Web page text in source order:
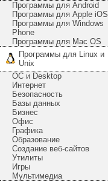
Программы для Android
Программы для Apple iOS
Программы для Windows
Phone
Программы для Mac OS
Программы для Linux и
Unix
ОС и Desktop
Интернет
Безопасность
Базы данных
Бизнес
Офис
Графика
Образование
Создание веб-сайтов
Утилиты
Игры
Мультимедиа